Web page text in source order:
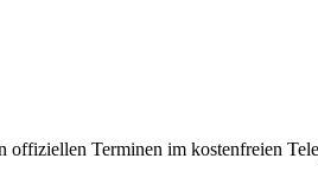
offiziellen Terminen im kostenfreien